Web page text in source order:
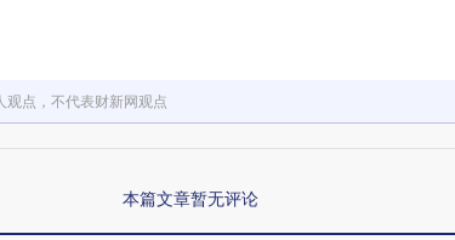
观点，不代表财新网观点
本篇文章暂无评论